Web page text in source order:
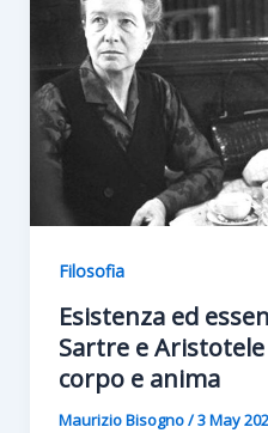
Filosofia
Esistenza ed
Sartre e
corpo e anima
Maurizio Bisogno/3 May